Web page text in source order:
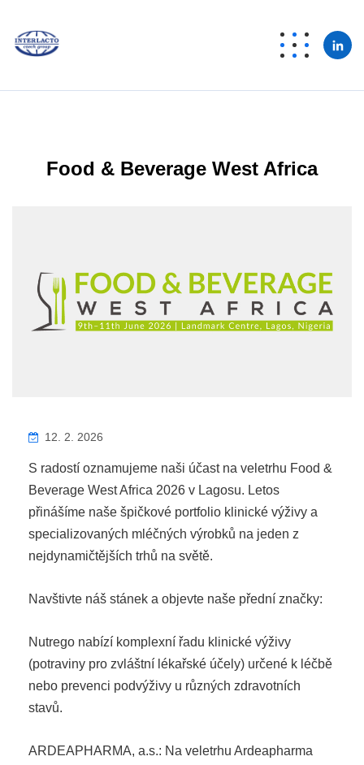
Food & Beverage West Africa
12. 2. 2026
S radostí oznamujeme naši účast na veletrhu Food &
Beverage West Africa 2026 v Lagosu. Letos
přinášíme naše špičkové portfolio klinické výživy a
specializovaných mléčných výrobků na jeden z
nejdynamičtějších trhů na světě.
Navštivte náš stánek a objevte naše přední značky:
Nutrego nabízí komplexní řadu klinické výživy
(potraviny pro zvláštní lékařské účely) určené k léčbě
nebo prevenci podvýživy u různých zdravotních
stavů.
ARDEAPHARMA, a.s.: Na veletrhu Ardeapharma